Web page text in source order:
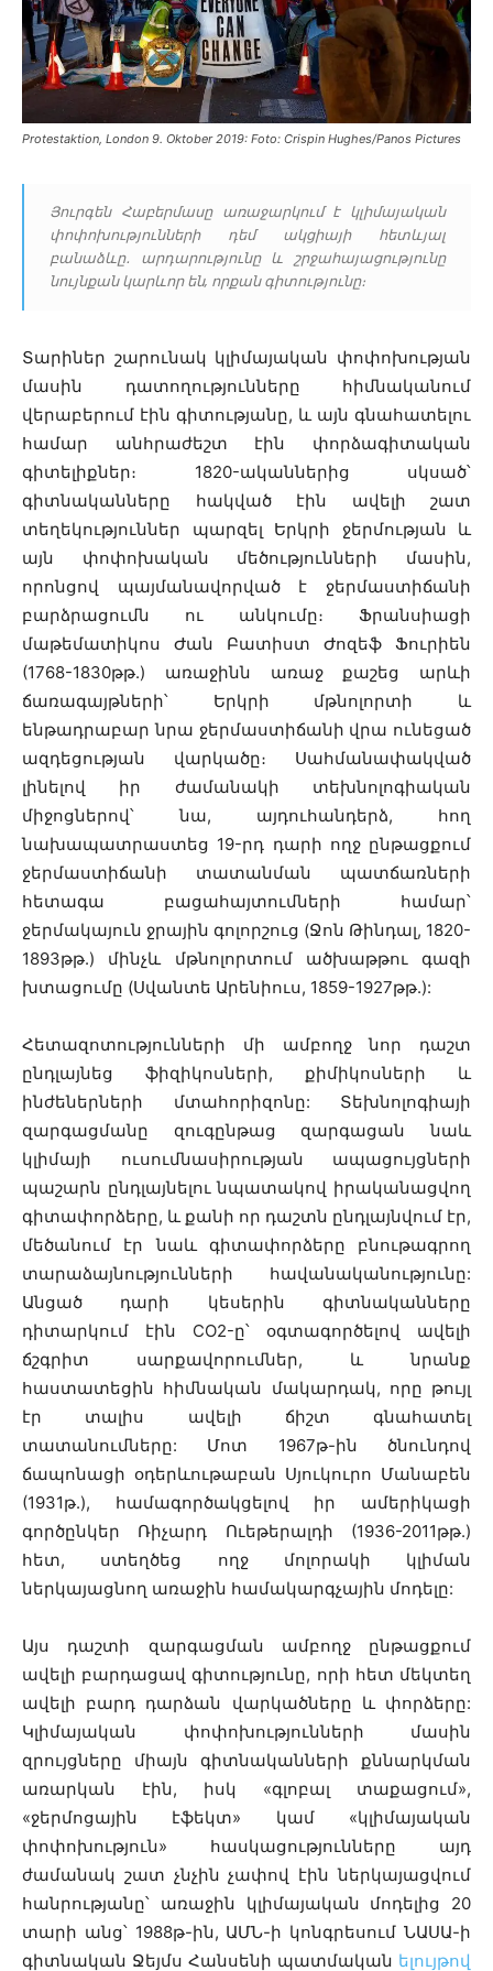
Protestaktion, London 9. Oktober 2019: Foto: Crispin Hughes/Panos Pictures
Յուրգեն Հաբերմասը առաջարկում է կլիմայական
փոփոխությունների դեմ ակցիայի հետևյալ
բանաձևը․ արդարությունը և շրջահայացությունը
նույնքան կարևոր են, որքան գիտությունը։
Տարիներ շարունակ կլիմայական փոփոխության
մասին դատողությունները հիմնականում
վերաբերում էին գիտությանը, և այն գնահատելու
համար անհրաժեշտ էին փորձագիտական
գիտելիքներ։ 1820-ականներից սկսած՝
գիտնականները հակված էին ավելի շատ
տեղեկություններ պարզել Երկրի ջերմության և
այն փոփոխական մեծությունների մասին,
որոնցով պայմանավորված է ջերմաստիճանի
բարձրացումն ու անկումը։ Ֆրանսիացի
մաթեմատիկոս Ժան Բատիստ Ժոզեֆ Ֆուրիեն
(1768-1830թթ.) առաջինն առաջ քաշեց արևի
ճառագայթների՝ Երկրի մթնոլորտի և
ենթադրաբար նրա ջերմաստիճանի վրա ունեցած
ազդեցության վարկածը։ Սահմանափակված
լինելով իր ժամանակի տեխնոլոգիական
միջոցներով՝ նա, այդուհանդերձ, հող
նախապատրաստեց 19-րդ դարի ողջ ընթացքում
ջերմաստիճանի տատանման պատճառների
հետագա բացահայտումների համար՝
ջերմակայուն ջրային գոլորշուց (Ջոն Թինդալ, 1820-
1893թթ.) մինչև մթնոլորտում ածխաթթու գազի
խտացումը (Սվանտե Արենիուս, 1859-1927թթ.):
Հետազոտությունների մի ամբողջ նոր դաշտ
ընդլայնեց ֆիզիկոսների, քիմիկոսների և
ինժեներների մտահորիզոնը: Տեխնոլոգիայի
զարգացմանը զուգընթաց զարգացան նաև
կլիմայի ուսումնասիրության ապացույցների
պաշարն ընդլայնելու նպատակով իրականացվող
գիտափորձերը, և քանի որ դաշտն ընդլայնվում էր,
մեծանում էր նաև գիտափորձերը բնութագրող
տարաձայնությունների հավանականությունը:
Անցած դարի կեսերին գիտնականները
դիտարկում էին CO2-ը՝ օգտագործելով ավելի
ճշգրիտ սարքավորումներ, և նրանք
հաստատեցին հիմնական մակարդակ, որը թույլ
էր տալիս ավելի ճիշտ գնահատել
տատանումները: Մոտ 1967թ-ին ծնունդով
ճապոնացի օդերևութաբան Սյուկուրո Մանաբեն
(1931թ.), համագործակցելով իր ամերիկացի
գործընկեր Ռիչարդ Ուեթերալդի (1936-2011թթ.)
հետ, ստեղծեց ողջ մոլորակի կլիման
ներկայացնող առաջին համակարգչային մոդելը:
Այս դաշտի զարգացման ամբողջ ընթացքում
ավելի բարդացավ գիտությունը, որի հետ մեկտեղ
ավելի բարդ դարձան վարկածները և փորձերը:
Կլիմայական փոփոխությունների մասին
զրույցները միայն գիտնականների քննարկման
առարկան էին, իսկ «գլոբալ տաքացում»,
«ջերմոցային էֆեկտ» կամ «կլիմայական
փոփոխություն» հասկացությունները այդ
ժամանակ շատ չնչին չափով էին ներկայացվում
հանրությանը՝ առաջին կլիմայական մոդելից 20
տարի անց՝ 1988թ-ին, ԱՄՆ-ի կոնգրեսում ՆԱՍԱ-ի
գիտնական Ջեյմս Հանսենի պատմական ելույթով